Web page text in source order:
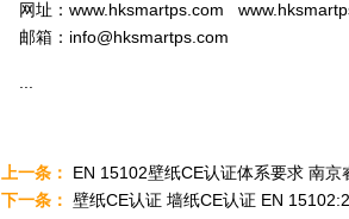
网址：www.hksmartps.com
邮箱：info@hksmartps.com
上一条：
EN 15102壁纸CE认证体系要求 南京
下一条： 壁纸CE认证 墙纸CE认证 EN